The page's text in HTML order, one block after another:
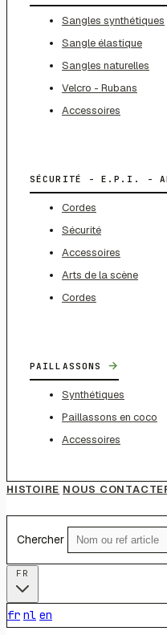
Sangles synthétiques
Sangle élastique
Sangles naturelles
Velcro - Rubans
Accessoires
SÉCURITÉ - E.P.I. -
Cordes
Sécurité
Accessoires
Arts de la scène
Cordes
PAILLASSONS →
Synthétiques
Paillassons en coco
Accessoires
HISTOIRE NOUS
Chercher
fr nl en